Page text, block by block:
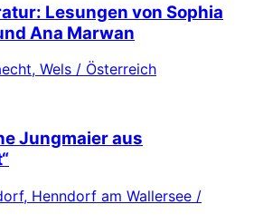
Lesungen von Sophia
Ana Marwan
Wels / Österreich
Jungmaier aus
Henndorf am Wallersee /